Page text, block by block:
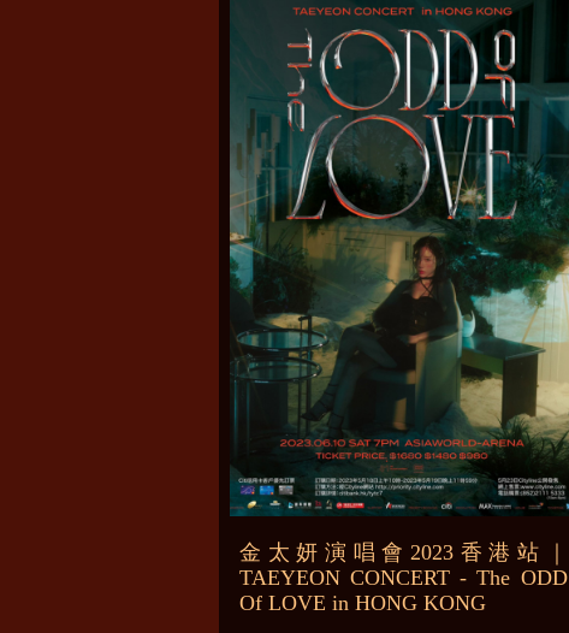
金太妍演唱會2023香港站｜
TAEYEON CONCERT - The ODD
Of LOVE in HONG KONG